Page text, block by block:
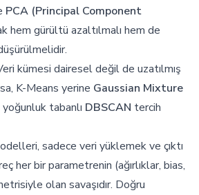
PCA (Principal Component
hem gürültü azaltılmalı hem de
kümesi dairesel değil de uzatılmış
K-Means yerine Gaussian Mixture
tabanlı DBSCAN tercih
sadece veri yüklemek ve çıktı
her bir parametrenin (ağırlıklar, bias,
olan savaşıdır. Doğru